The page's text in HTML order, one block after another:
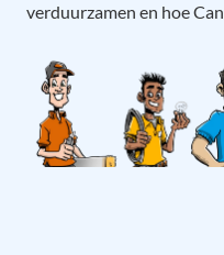
verduurzamen en hoe